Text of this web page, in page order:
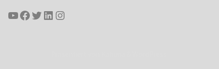
YouTube
Facebook
Twitter
LinkedIn
Instagram